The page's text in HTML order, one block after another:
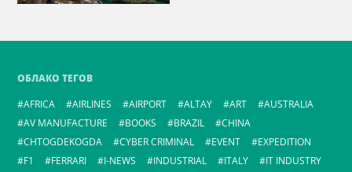
ОБЛАКО ТЕГОВ
AFRICA
AIRLINES AIRPORT ALTAY ART
AUSTRALIA
AV MANUFACTURE
BOOKS BRAZIL
CHINA
CHTOGDEKOGDA
CYBER CRIMINAL EVENT
EXPEDITION
F1
FERRARI I-NEWS INDUSTRIAL ITALY
IT INDUSTRY